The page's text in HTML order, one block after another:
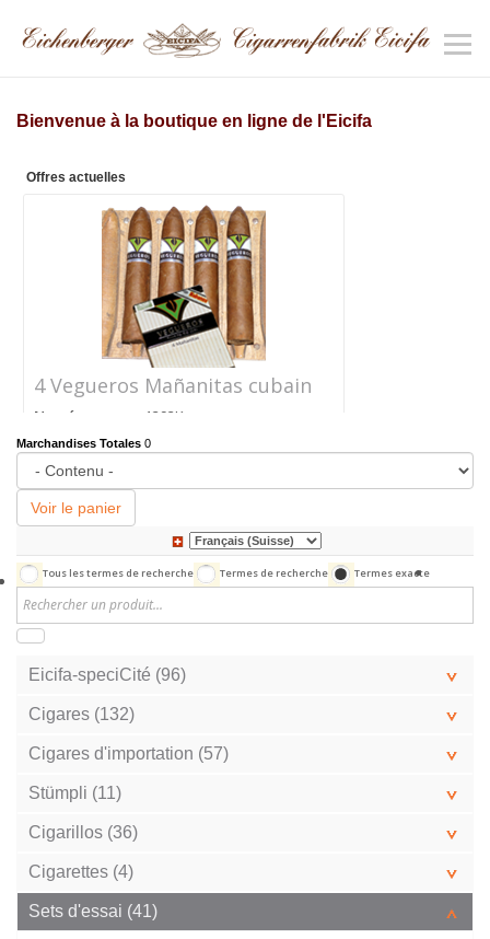
Bienvenue à la boutique en ligne de l'Eicifa
Offres actuelles
4 Vegueros Mañanitas cubain
Numéro
d'article
1292K
Prix
Marchandises Totales 0
Voir le panier
Tous les termes de recherche Termes de recherche Termes exacte
Eicifa-speciCité (96)
Cigares (132)
Cigares d'importation (57)
Stümpli (11)
Cigarillos (36)
Cigarettes (4)
Sets d'essai (41)